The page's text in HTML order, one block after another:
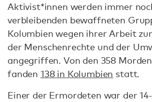
Aktivist*innen werden immer
verbleibenden bewaffneten
Kolumbien wegen ihrer Arbeit
der Menschenrechte und der
angegriffen. Von den 358
fanden 138 in Kolumbien statt.
Einer der Ermordeten war der